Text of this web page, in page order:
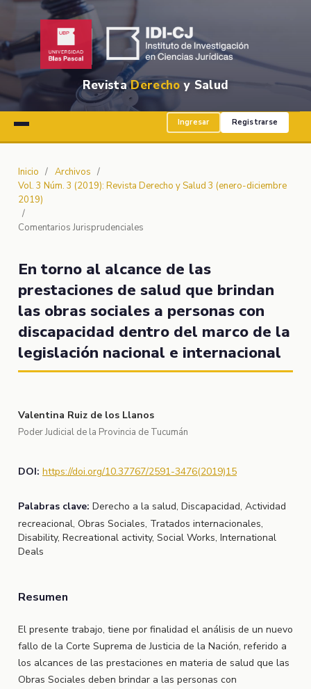
RevistaDerecho y Salud
Ingresar Registrarse
Inicio / Archivos /
Vol. 3 Núm. 3 (2019): Revista Derecho y Salud 3 (enero-diciembre
2019)
/
Comentarios Jurisprudenciales
En torno al alcance de las
prestaciones de salud que brindan
las obras sociales a personas con
discapacidad dentro del marco de la
legislación nacional e internacional
Valentina Ruiz de los Llanos
Poder Judicial de la Provincia de Tucumán
DOI: https://doi.org/10.37767/2591-3476(2019)15
Palabras clave: Derecho a la salud, Discapacidad, Actividad
recreacional, Obras Sociales, Tratados internacionales,
Disability, Recreational activity, Social Works, International
Deals
Resumen
El presente trabajo, tiene por finalidad el análisis de un nuevo
fallo de la Corte Suprema de Justicia de la Nación, referido a
los alcances de las prestaciones en materia de salud que las
Obras Sociales deben brindar a las personas con